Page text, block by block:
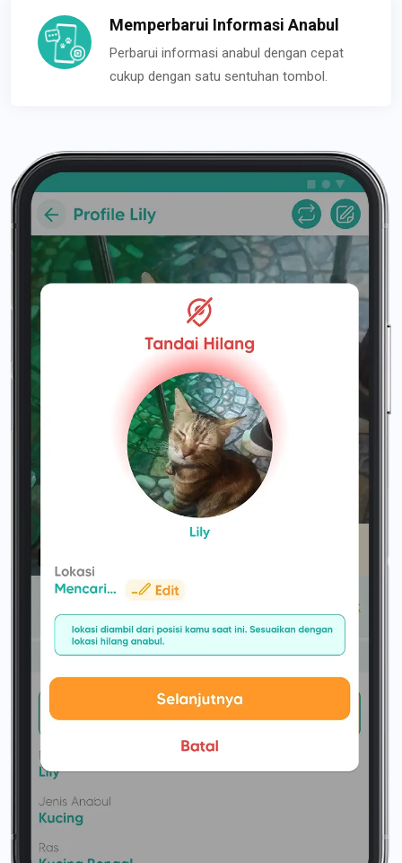
Memperbarui Informasi Anabul
Perbarui informasi anabul dengan cepat
cukup dengan satu sentuhan tombol.